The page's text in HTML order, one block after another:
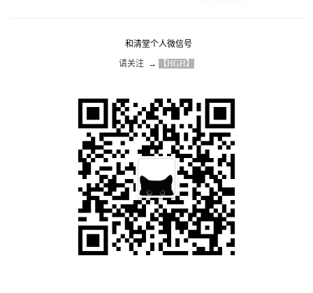
和清堂个人微信号
请关注  → 【HGH】